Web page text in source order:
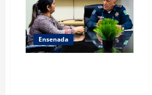
DEL
SERVICIO
PÚBLICO
Y
COMBATE
FRONTAL
Ensenada